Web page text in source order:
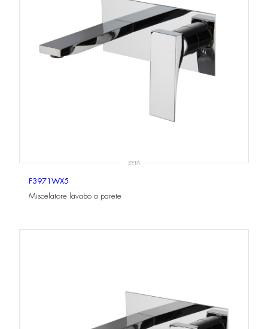
ZETA
F3971WX5
Miscelatore lavabo a parete